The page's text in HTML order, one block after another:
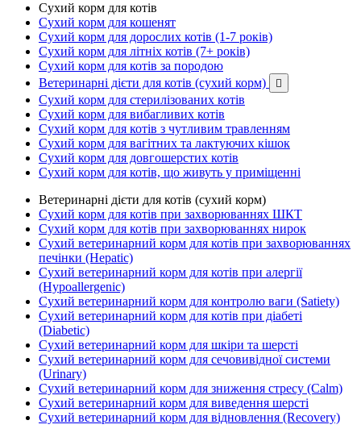
Сухий корм для котів
Сухий корм для кошенят
Сухий корм для дорослих котів (1-7 років)
Сухий корм для літніх котів (7+ років)
Сухий корм для котів за породою
Ветеринарні дієти для котів (сухий корм)

Сухий корм для стерилізованих котів
Сухий корм для вибагливих котів
Сухий корм для котів з чутливим травленням
Сухий корм для вагітних та лактуючих кішок
Сухий корм для довгошерстих котів
Сухий корм для котів, що живуть у приміщенні
Ветеринарні дієти для котів (сухий корм)
Сухий корм для котів при захворюваннях ШКТ
Сухий корм для котів при захворюваннях нирок
Сухий ветеринарний корм для котів при захворюваннях
печінки (Hepatic)
Сухий ветеринарний корм для котів при алергії
(Hypoallergenic)
Сухий ветеринарний корм для контролю ваги (Satiety)
Сухий ветеринарний корм для котів при діабеті
(Diabetic)
Сухий ветеринарний корм для шкіри та шерсті
Сухий ветеринарний корм для сечовивідної системи
(Urinary)
Сухий ветеринарний корм для зниження стресу (Calm)
Сухий ветеринарний корм для виведення шерсті
Сухий ветеринарний корм для відновлення (Recovery)